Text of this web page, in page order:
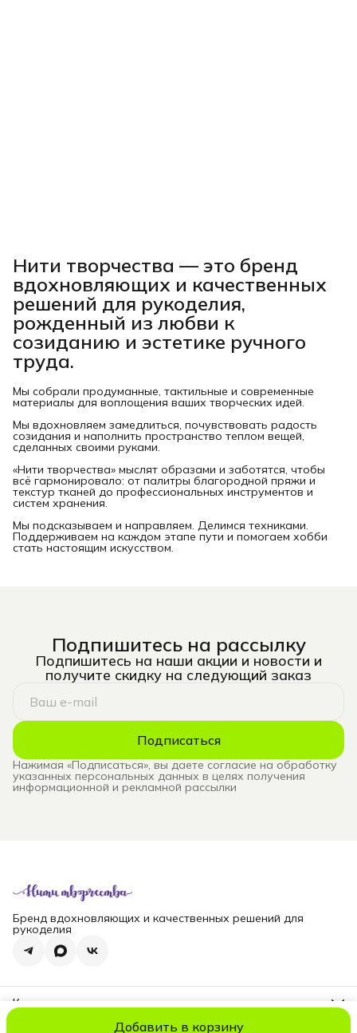
Добавить в корзину
Нити творчества — это бренд
вдохновляющих и качественных
решений для рукоделия,
рожденный из любви к
созиданию и эстетике ручного
труда.
Мы собрали продуманные, тактильные и современные
материалы для воплощения ваших творческих идей.
Мы вдохновляем замедлиться, почувствовать радость
созидания и наполнить пространство теплом вещей,
сделанных своими руками.
«Нити творчества» мыслят образами и заботятся, чтобы
всё гармонировало: от палитры благородной пряжи и
текстур тканей до профессиональных инструментов и
систем хранения.
Мы подсказываем и направляем. Делимся техниками.
Поддерживаем на каждом этапе пути и помогаем хобби
стать настоящим искусством.
Подпишитесь на рассылку
Подпишитесь на наши акции и новости и
получите скидку на следующий заказ
Подписаться
Нажимая «Подписаться», вы даете согласие на обработку
указанных персональных данных в целях получения
информационной и рекламной рассылки
Бренд вдохновляющих и качественных решений для
рукоделия
Контакты